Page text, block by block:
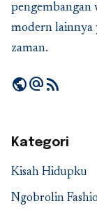
pengembangan
modern lainnya
zaman.
publicalternate_emailrss_feed
Kategori
Kisah Hidupku
Ngobrolin